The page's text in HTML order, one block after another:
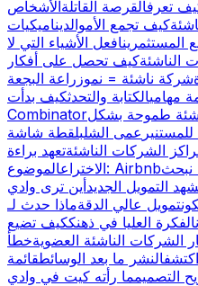
تعرفالقرصة القاتلةالأشخاص
كيف تجمع الأموالديناميكيات
المستثمرينافعل الأشياء التي لا
الناشئةكيف تحصل على أفكار
شركة ناشئة = نموزراعة البجعة
مهاميالكتابة والتحدثكيف بدأت Y
Combinatorطموحة بشكل
عمى الشلبلقطة شاشة: Viaweb، يونيو
الشركات الناشئةتعهد براءة
الاختراعالموضوع: Airbnbنبحث
التمويل الجديدأين ترى وادي
تمويل عالي الدقة
الفكرة العليا في ذهنككيف تضيع
الشركات الناشئة العضوية
النشر ما بعد الوسائطقائمة
التصميمما رأته كيت في وادي